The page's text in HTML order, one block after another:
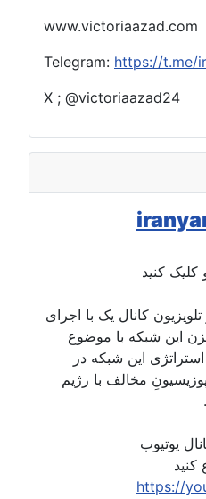
www.victoriaazad.com
Telegram: https://t.me/
X ; @victoriaazad24
کنید
تلویزیون کانال یک با اجرای
این شبکه با موضوع
این شبکه در
مخالف با رژیم
یوتیوب
https://